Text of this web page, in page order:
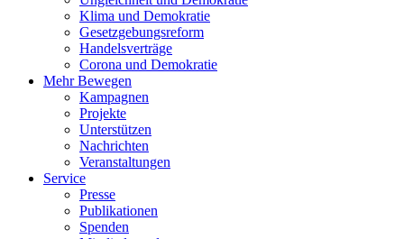
Klima und Demokratie
Gesetzgebungsreform
Handelsverträge
Corona und Demokratie
Mehr Bewegen
Kampagnen
Projekte
Unterstützen
Nachrichten
Veranstaltungen
Service
Presse
Publikationen
Spenden